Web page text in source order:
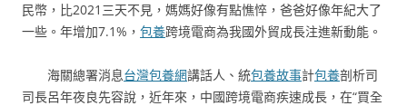
民幣，比2021三天不見，媽媽好像有點憔悴，爸爸好像年紀大了
一些。年增加7.1%， 包養跨境電商為我國外貿成長注進新動能。
海關總署消息台灣包養網講話人、統包養故事計包養剖析司
司長呂年夜良先容說，近年來，中國跨境電商疾速成長，在“買全